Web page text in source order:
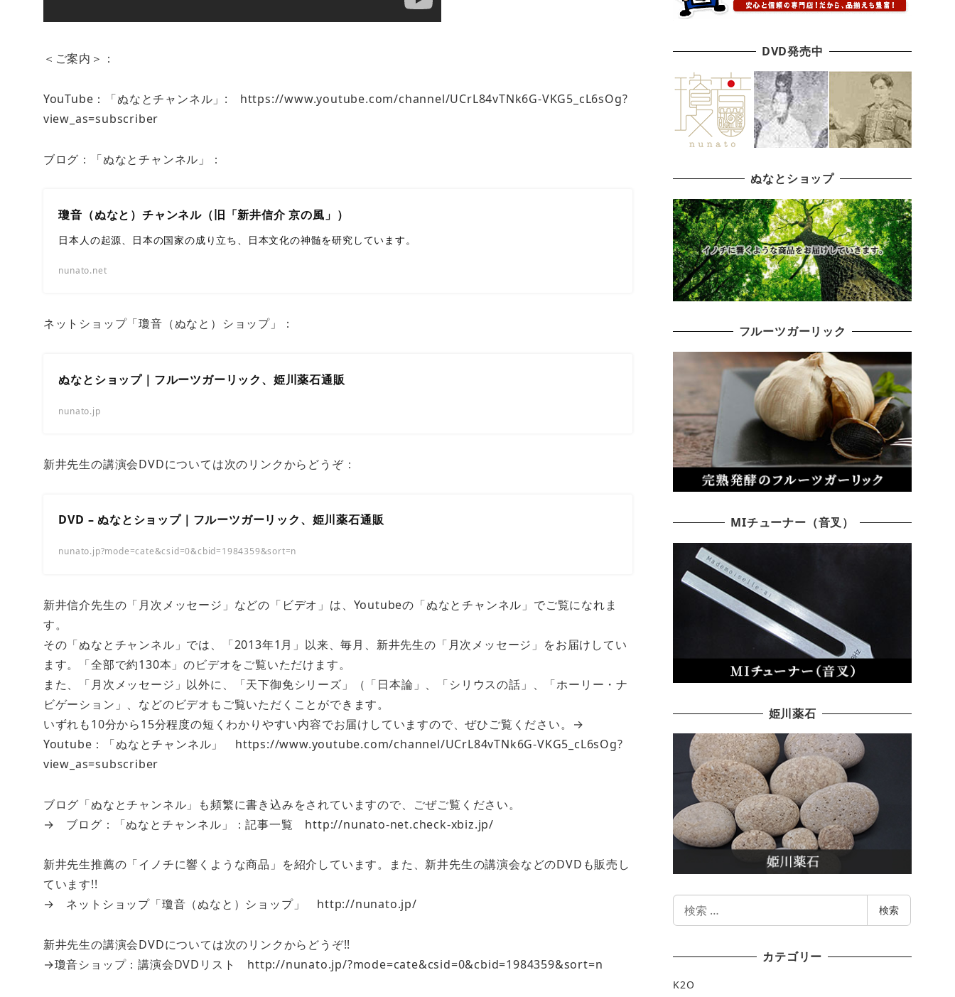
＜ご案内＞：
YouTube：「ぬなとチャンネル」: https://www.youtube.com/channel/UCrL84vTNk6G-VKG5_cL6sOg?
view_as=subscriber
ブログ：「ぬなとチャンネル」：
瓊音（ぬなと）チャンネル（旧「新井信介 京の風」）
日本人の起源、日本の国家の成り立ち、日本文化の神髄を研究しています。
nunato.net
ネットショップ「瓊音（ぬなと）ショップ」：
ぬなとショップ｜フルーツガーリック、姫川薬石通販
nunato.jp
新井先生の講演会DVDについては次のリンクからどうぞ：
DVD – ぬなとショップ｜フルーツガーリック、姫川薬石通販
nunato.jp?mode=cate&csid=0&cbid=1984359&sort=n
新井信介先生の「月次メッセージ」などの「ビデオ」は、Youtubeの「ぬなとチャンネル」でご覧になれま
す。
その「ぬなとチャンネル」では、「2013年1月」以来、毎月、新井先生の「月次メッセージ」をお届けしてい
ます。「全部で約130本」のビデオをご覧いただけます。
また、「月次メッセージ」以外に、「天下御免シリーズ」（「日本論」、「シリウスの話」、「ホーリー・ナ
ビゲーション」、などのビデオもご覧いただくことができます。
いずれも10分から15分程度の短くわかりやすい内容でお届けしていますので、ぜひご覧ください。→
Youtube：「ぬなとチャンネル」 https://www.youtube.com/channel/UCrL84vTNk6G-VKG5_cL6sOg?
view_as=subscriber
ブログ「ぬなとチャンネル」も頻繁に書き込みをされていますので、ごぜご覧ください。
→ ブログ：「ぬなとチャンネル」：記事一覧 http://nunato-net.check-xbiz.jp/
新井先生推薦の「イノチに響くような商品」を紹介しています。また、新井先生の講演会などのDVDも販売し
ています!!
→ ネットショップ「瓊音（ぬなと）ショップ」 http://nunato.jp/
新井先生の講演会DVDについては次のリンクからどうぞ!!
→瓊音ショップ：講演会DVDリスト http://nunato.jp/?mode=cate&csid=0&cbid=1984359&sort=n
DVD発売中
ぬなとショップ
フルーツガーリック
MIチューナー（音叉）
姫川薬石
検
検索
カテゴリー
K2O